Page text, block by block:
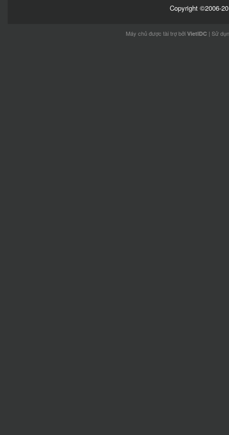
Copyright ©2006-
Máy chủ được tài trợ bởi VietIDC | Sử